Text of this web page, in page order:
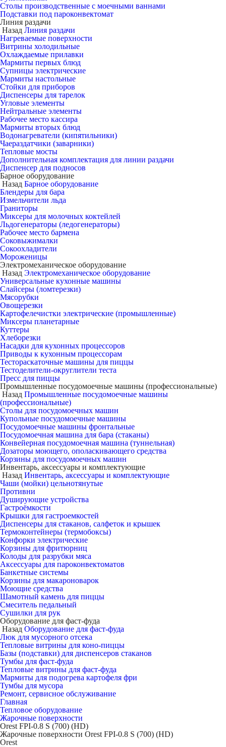
Столы производственные с моечными ваннами
Подставки под пароконвектомат
Линия раздачи
Назад Линия раздачи
Нагреваемые поверхности
Витрины холодильные
Охлаждаемые прилавки
Мармиты первых блюд
Супницы электрические
Мармиты настольные
Стойки для приборов
Диспенсеры для тарелок
Угловые элементы
Нейтральные элементы
Рабочее место кассира
Мармиты вторых блюд
Водонагреватели (кипятильники)
Чаераздатчики (заварники)
Тепловые мосты
Дополнительная комплектация для линии раздачи
Диспенсер для подносов
Барное оборудование
Назад Барное оборудование
Блендеры для бара
Измельчители льда
Граниторы
Миксеры для молочных коктейлей
Льдогенераторы (ледогенераторы)
Рабочее место бармена
Соковыжималки
Сокоохладители
Мороженицы
Электромеханическое оборудование
Назад Электромеханическое оборудование
Универсальные кухонные машины
Слайсеры (ломтерезки)
Мясорубки
Овощерезки
Картофелечистки электрические (промышленные)
Миксеры планетарные
Куттеры
Хлеборезки
Насадки для кухонных процессоров
Приводы к кухонным процессорам
Тестораскаточные машины для пиццы
Тестоделители-округлители теста
Пресс для пиццы
Промышленные посудомоечные машины (профессиональные)
Назад Промышленные посудомоечные машины
(профессиональные)
Столы для посудомоечных машин
Купольные посудомоечные машины
Посудомоечные машины фронтальные
Посудомоечная машина для бара (стаканы)
Конвейерная посудомоечная машина (туннельная)
Дозаторы моющего, ополаскивающего средства
Корзины для посудомоечных машин
Инвентарь, аксессуары и комплектующие
Назад Инвентарь, аксессуары и комплектующие
Чаши (мойки) цельнотянутые
Противни
Душирующие устройства
Гастроёмкости
Крышки для гастроемкостей
Диспенсеры для стаканов, салфеток и крышек
Термоконтейнеры (термобоксы)
Конфорки электрические
Корзины для фритюрниц
Колоды для разрубки мяса
Аксессуары для пароконвектоматов
Банкетные системы
Корзины для макароноварок
Моющие средства
Шамотный камень для пиццы
Смеситель педальный
Сушилки для рук
Оборудование для фаст-фуда
Назад Оборудование для фаст-фуда
Люк для мусорного отсека
Тепловые витрины для коно-пиццы
Базы (подставки) для диспенсеров стаканов
Тумбы для фаст-фуда
Тепловые витрины для фаст-фуда
Мармиты для подогрева картофеля фри
Тумбы для мусора
Ремонт, сервисное обслуживание
Главная
Тепловое оборудование
Жарочные поверхности
Orest FPI-0.8 S (700) (НD)
Жарочные поверхности Orest FPI-0.8 S (700) (НD)
Orest